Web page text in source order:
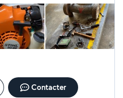
Contacter